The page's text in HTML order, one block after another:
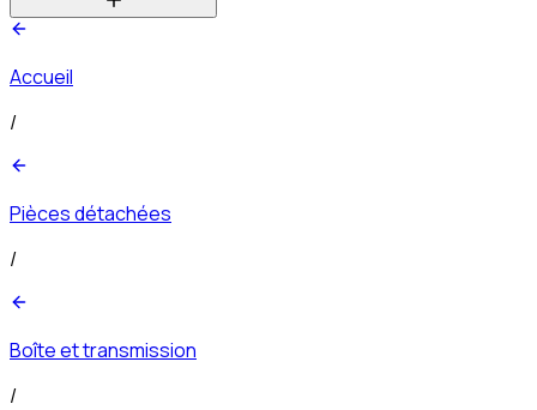
Accueil
/
Pièces détachées
/
Boîte et transmission
/